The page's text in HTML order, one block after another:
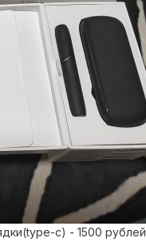
c) - 1500 рублей